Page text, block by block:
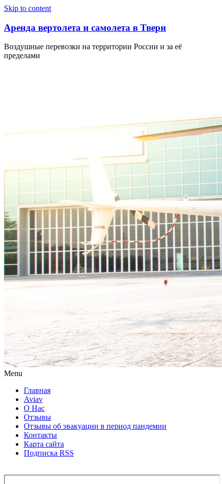
Skip to content
Аренда вертолета и самолета в Твери
Воздушные перевозки на территории России и за её
пределами
Menu
Главная
Aviav
О Нас
Отзывы
Отзывы об эвакуации в период пандемии
Контакты
Карта сайта
Подписка RSS